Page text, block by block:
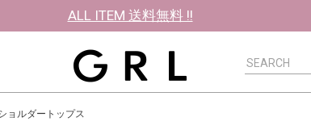
ALL ITEM 送料無料 !!
ョルダートップス